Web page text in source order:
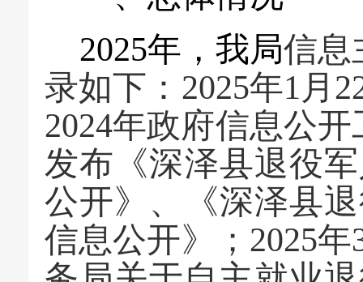
2025年，我局信息
录如下： 2025年1 月 2
2024年政府信息公
发布《深泽县退役
公开》、《深泽县
信息公开》
； 2025年